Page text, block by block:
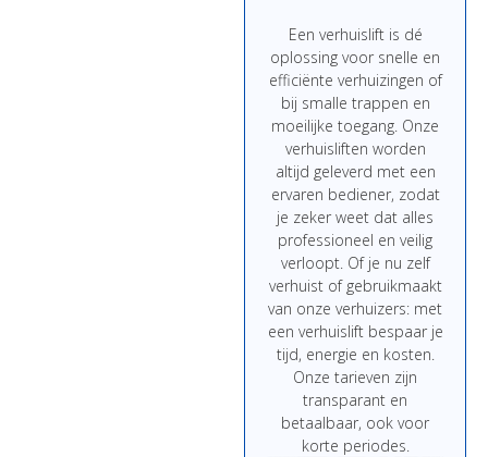
Een verhuislift is dé
oplossing voor snelle en
efficiënte verhuizingen of
bij smalle trappen en
moeilijke toegang. Onze
verhuisliften worden
altijd geleverd met een
ervaren bediener, zodat
je zeker weet dat alles
professioneel en veilig
verloopt. Of je nu zelf
verhuist of gebruikmaakt
van onze verhuizers: met
een verhuislift bespaar je
tijd, energie en kosten.
Onze tarieven zijn
transparant en
betaalbaar, ook voor
korte periodes.